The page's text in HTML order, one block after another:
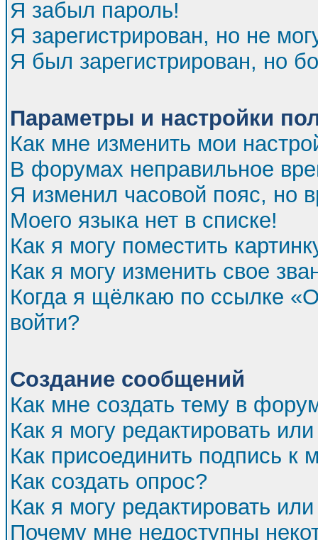
Я забыл пароль!
Я зарегистрирован, но не
Я был зарегистрирован, но
Параметры и настройки
Как мне изменить мои
В форумах неправильное
Я изменил часовой пояс, но
Моего языка нет в списке!
Как я могу поместить
Как я могу изменить свое
Когда я щёлкаю по ссылке
войти?
Создание сообщений
Как мне создать тему в
Как я могу редактировать
Как присоединить подпись
Как создать опрос?
Как я могу редактировать
Почему мне недоступны